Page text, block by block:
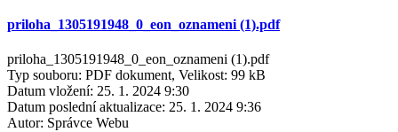
priloha_1305191948_0_eon_oznameni (1).pdf
priloha_1305191948_0_eon_oznameni (1).pdf
Typ souboru: PDF dokument, Velikost: 99 kB
Datum vložení: 25. 1. 2024 9:30
Datum poslední aktualizace: 25. 1. 2024 9:36
Autor: Správce Webu